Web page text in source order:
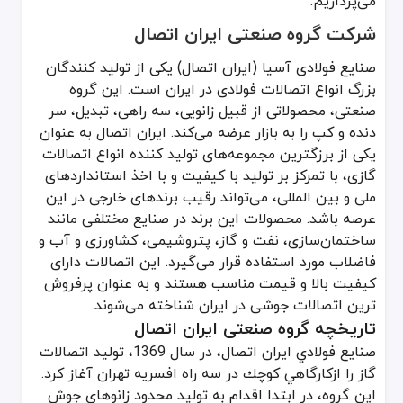
سه راهی جوشی درزدار و مانیسمان
تبدیل جوشی درزدار و مانیسمان
سردنده درزدار ومانیسمان
کپ جوشی تخت وگود
اتصالات رده ۲۰ ایران اتصال، از سایز ۲/۱ تا سایز ۱۶ اینچ تولید و به بازار عرضه می‌شود. اتصالات جوشی مانیسمان نیز در این مجموعه، در ضخامت‌های مختلفی تولید و به رده 20 ،40 ،SGP و رده 80 تقسیم‌بندی می‌شوند.
لازم به ذکر است که اتصالات مانیسمان این مجموعه با برند ایران
رده قیمتی محصولات
عوامل مختلفی مانند قیمت مواد اولیه، دلار، سایز محصولات و سایر موارد، بر قیمت روز
بازار رقابتی
در زمینه تولید انواع اتصال فولادی، برندهای که در بازار رقابتی
افتخارات و دستاوردهای گروه صنعتی ایران اتصال
با توجه به فعالیت مداوم و طولانی مدت، با تکنولوژی به روز و تولید
ISO 9000
ISO 9001
ISO 9004
ISO 9011
ISO 2000
شرکت گروه صنعتی ایران اتصال
صنایع فولادی آسیا (ایران اتصال) یکی از تولید کنندگان
بزرگ انواع اتصالات فولادی در ایران است. این گروه
صنعتی، محصولاتی از قبیل زانویی، سه راهی، تبدیل، سر
دنده و کپ را به بازار عرضه می‌کند. ایران اتصال به عنوان
یکی از برزگترین مجموعه‌های تولید کننده انواع اتصالات
گازی، با تمرکز بر تولید با کیفیت و با اخذ استاندارد‌های
ملی و بین المللی، می‌تواند رقیب برندهای خارجی در این
عرصه باشد. محصولات این برند در صنایع مختلفی مانند
ساختمان‌سازی، نفت و گاز، پتروشیمی، کشاورزی و آب و
فاضلاب مورد استفاده قرار می‌گیرد. این اتصالات دارای
کیفیت بالا و قیمت مناسب هستند و به عنوان پرفروش
ترین اتصالات جوشی در ایران شناخته می‌شوند.
تاریخچه گروه صنعتی ایران اتصال
صنايع فولادي ايران اتصال، در سال 1369، توليد اتصالات
گاز را ازكارگاهي كوچك در سه راه افسريه تهران آغاز کرد.
این گروه، در ابتدا اقدام به تولید محدود زانوهای جوش